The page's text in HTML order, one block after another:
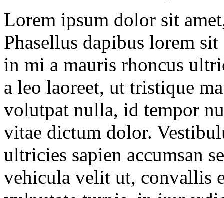
Lorem ipsum dolor sit
Phasellus dapibus lorem
in mi a mauris rhoncus
a leo laoreet, ut tristique
volutpat nulla, id tempor
vitae dictum dolor.
ultricies sapien accumsan
vehicula velit ut, convallis